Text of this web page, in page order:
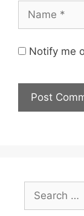
Notify me
for: